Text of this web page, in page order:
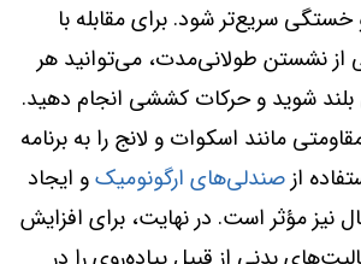
سریع‌تر شود. برای مقابله با
نشستن طولانی‌مدت، می‌توانید هر
بلند شوید و حرکات کششی انجام دهید.
مانند اسکوات و لانج را به برنامه
از صندلی‌های ارگونومیکو ایجاد
نیز مؤثر است. در نهایت، برای افزایش